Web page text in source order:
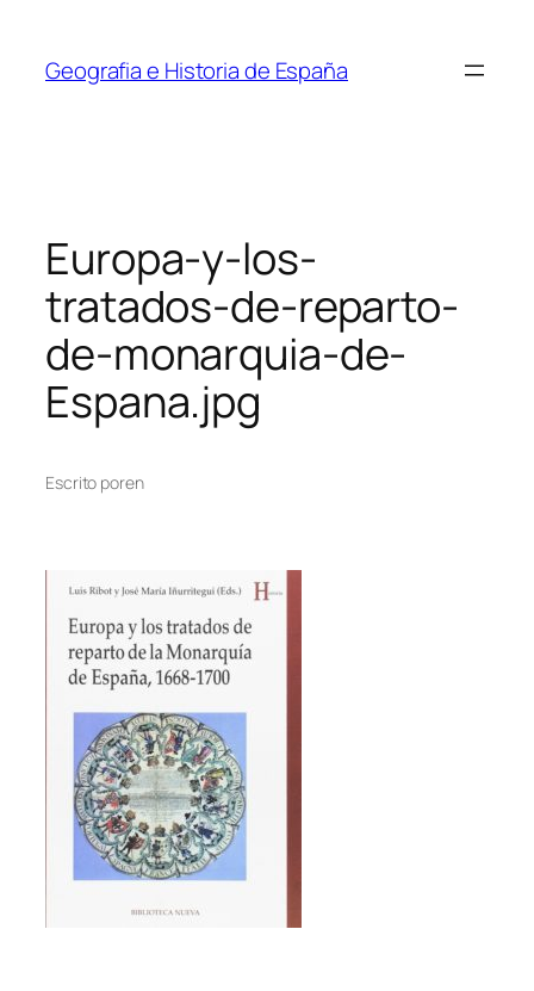
contenido
Geografia e Historia de España
Europa-y-los-
tratados-de-reparto-
de-monarquia-de-
Espana.jpg
Escrito poren